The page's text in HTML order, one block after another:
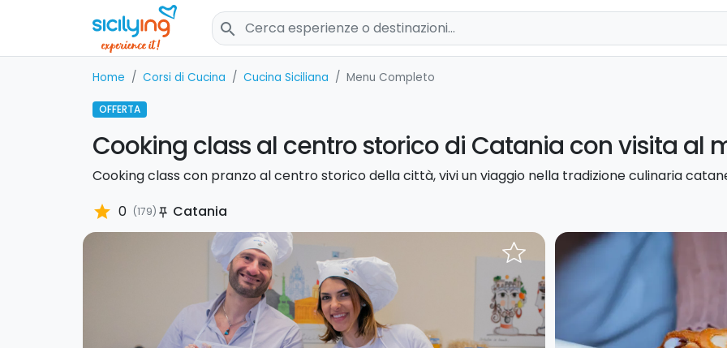
search
Home Corsi di Cucina Cucina Siciliana Menu Completo
OFFERTA
Cooking class al centro storico di Catania con visita al
Cooking class con pranzo al centro storico della città, vivi un viaggio nella tradizione culinaria
star 0 (179) push_pin Catania